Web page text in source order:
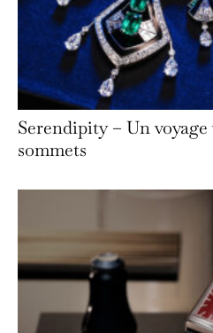
Serendipity – Un voyage
sommets